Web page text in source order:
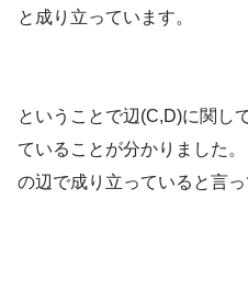
と成り立っています。
ということで辺(C,D)に関し
ていることが分かりました
の辺で成り立っていると言